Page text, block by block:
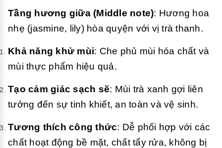
Tầng hương giữa (Middle note): Hương hoa
nhẹ (jasmine, lily) hòa quyện với vị trà thanh.
Khả năng khử mùi: Che phủ mùi hóa chất và
mùi thực phẩm hiệu quả.
Tạo cảm giác sạch sẽ: Mùi trà xanh gợi liên
tưởng đến sự tinh khiết, an toàn và vệ sinh.
Tương thích công thức: Dễ phối hợp với các
chất hoạt động bề mặt, chất tẩy rửa, không bị